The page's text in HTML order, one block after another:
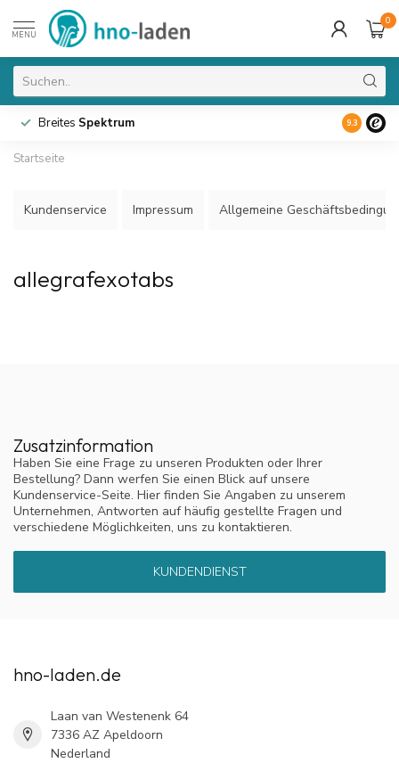
MENU
0
Breites Spektrum 9.3
Startseite
Kundenservice Impressum Allgemeine
allegrafexotabs
Zusatzinformation
Haben Sie eine Frage zu unseren Produkten oder Ihrer
Bestellung? Dann werfen Sie einen Blick auf unsere
Kundenservice-Seite. Hier finden Sie Angaben zu unserem
Unternehmen, Antworten auf häufig gestellte Fragen und
verschiedene Möglichkeiten, uns zu kontaktieren.
KUNDENDIENST
hno-laden.de
Laan van Westenenk 64
7336 AZ Apeldoorn
Nederland